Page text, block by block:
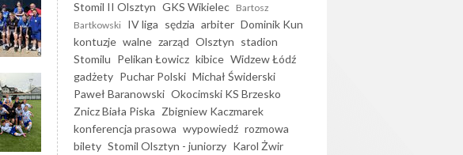
Stomil II Olsztyn GKS Wikielec Bartosz
Bartkowski IV liga sędzia arbiter Dominik Kun
kontuzje walne zarząd Olsztyn stadion
Stomilu Pelikan Łowicz kibice Widzew Łódź
gadżety Puchar Polski Michał Świderski
Paweł Baranowski Okocimski KS Brzesko
Znicz Biała Piska Zbigniew Kaczmarek
konferencja prasowa wypowiedź rozmowa
bilety Stomil Olsztyn - juniorzy Karol Żwir